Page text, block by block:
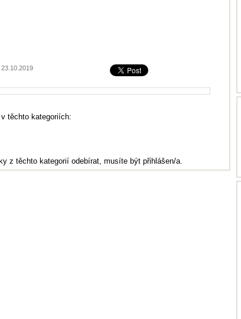
těchto kategoriích:
z těchto kategorií odebírat, musíte být přihlášen/a.